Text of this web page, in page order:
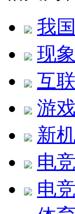
我
现
互
游
新
电
电